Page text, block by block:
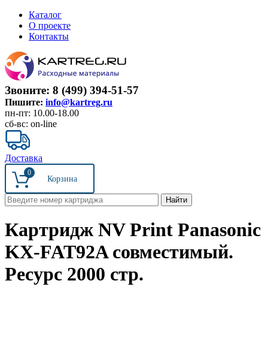
Каталог
О проекте
Контакты
Звоните: 8 (499) 394-51-57
Пишите: info@kartreg.ru
пн-пт: 10.00-18.00
сб-вс: on-line
Доставка
0
Картридж NV Print Panasonic
KX-FAT92A совместимый.
Ресурс 2000 стр.